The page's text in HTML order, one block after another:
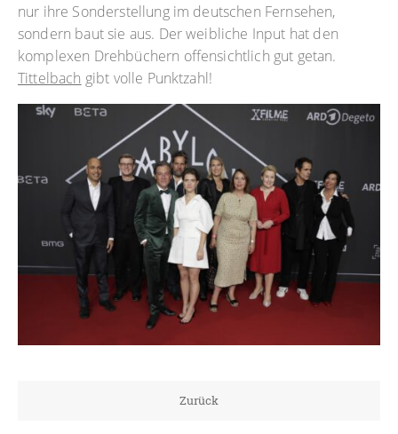
Kontakt
nur ihre Sonderstellung im deutschen Fernsehen,
sondern baut sie aus. Der weibliche Input hat den
komplexen Drehbüchern offensichtlich gut getan.
Tittelbach gibt volle Punktzahl!
Zurück